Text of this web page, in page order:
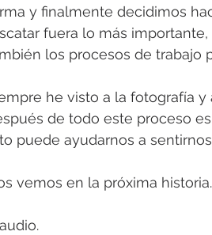
y finalmente decidimos
fuera lo más
los procesos de trabajo
he visto a la fotografía
de todo este proceso
puede ayudarnos a
vemos en la próxima